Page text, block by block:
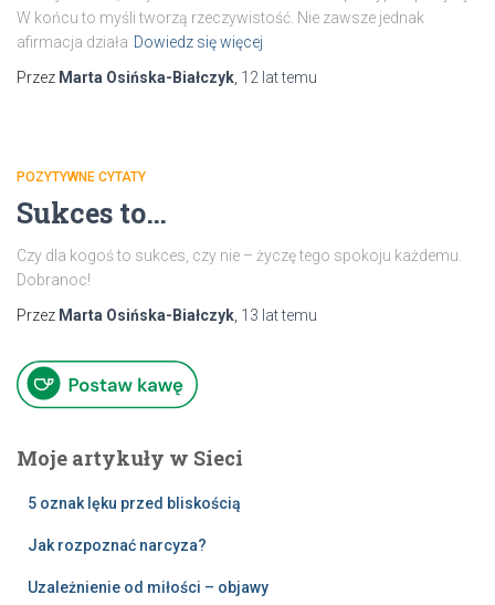
W końcu to myśli tworzą rzeczywistość. Nie zawsze jednak
afirmacja działa Dowiedz się więcej
Przez Marta Osińska-Białczyk, 12 lattemu
POZYTYWNE CYTATY
Sukces to…
Czy dla kogoś to sukces, czy nie – życzę tego spokoju każdemu.
Dobranoc!
Przez Marta Osińska-Białczyk, 13 lattemu
Moje artykuły w Sieci
5 oznak lęku przed bliskością
Jak rozpoznać narcyza?
Uzależnienie od miłości – objawy